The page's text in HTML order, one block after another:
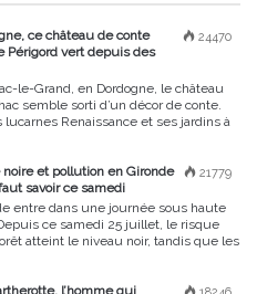
24470
ce château de conte
Périgord vert depuis des
le-Grand, en Dordogne, le château
semble sorti d’un décor de conte.
lucarnes Renaissance et ses jardins à
21779
et pollution en Gironde
savoir ce samedi
entre dans une journée sous haute
ce samedi 25 juillet, le risque
atteint le niveau noir, tandis que les
l’homme qui